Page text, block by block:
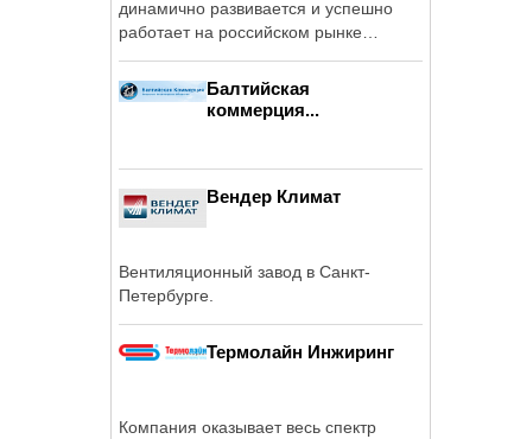
динамично развивается и успешно
работает на российском рынке
Балтийская
коммерция...
Вендер Климат
Вентиляционный завод в Санкт-
Петербурге.
Термолайн Инжиринг
Компания оказывает весь спектр